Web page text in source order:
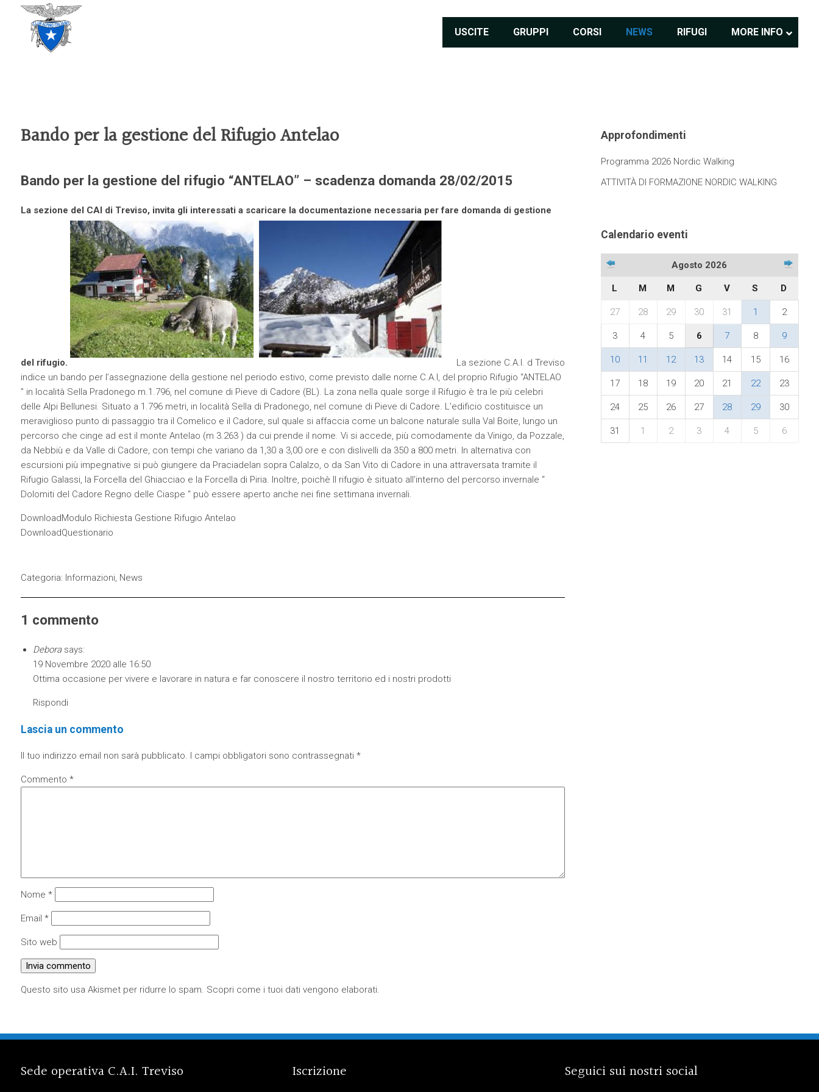
USCITE GRUPPI CORSI NEWS RIFUGI MORE INFO
Bando per la gestione del Rifugio Antelao
Bando per la gestione del rifugio “ANTELAO” – scadenza domanda 28/02/2015
La sezione del CAI di Treviso, invita gli interessati a scaricare la documentazione necessaria per fare domanda di gestione
del rifugio.
La sezione C.A.I. d Treviso
indice un bando per l’assegnazione della gestione nel periodo estivo, come previsto dalle norne C.A.I, del proprio Rifugio “ANTELAO
” in località Sella Pradonego m.1.796, nel comune di Pieve di Cadore (BL). La zona nella quale sorge il Rifugio è tra le più celebri
delle Alpi Bellunesi. Situato a 1.796 metri, in località Sella di Pradonego, nel comune di Pieve di Cadore. L’edificio costituisce un
meraviglioso punto di passaggio tra il Comelico e il Cadore, sul quale si affaccia come un balcone naturale sulla Val Boite, lungo un
percorso che cinge ad est il monte Antelao (m 3.263 ) da cui prende il nome. Vi si accede, più comodamente da Vinigo, da Pozzale,
da Nebbiù e da Valle di Cadore, con tempi che variano da 1,30 a 3,00 ore e con dislivelli da 350 a 800 metri. In alternativa con
escursioni più impegnative si può giungere da Praciadelan sopra Calalzo, o da San Vito di Cadore in una attraversata tramite il
Rifugio Galassi, la Forcella del Ghiacciao e la Forcella di Piria. Inoltre, poichè Il rifugio è situato all’interno del percorso invernale “
Dolomiti del Cadore Regno delle Ciaspe “ può essere aperto anche nei fine settimana invernali.
DownloadModulo Richiesta Gestione Rifugio Antelao
DownloadQuestionario
Categoria: Informazioni, News
1 commento
Debora says:
19 Novembre 2020 alle 16:50
Ottima occasione per vivere e lavorare in natura e far conoscere il nostro territorio ed i nostri prodotti
Rispondi
Lascia un commento
Il tuo indirizzo email non sarà pubblicato. I campi obbligatori sono contrassegnati *
Commento *
Nome *
Email *
Sito web
Questo sito usa Akismet per ridurre lo spam. Scopri come i tuoi dati vengono elaborati.
Approfondimenti
Programma 2026 Nordic Walking
ATTIVITÀ DI FORMAZIONE NORDIC WALKING
Calendario eventi
Agosto 2026
L M M G V S D
27 28 29 30 31 1 2
3 4 5 6 7 8 9
10 11 12 13 14 15 16
17 18 19 20 21 22 23
24 25 26 27 28 29 30
31 1 2 3 4 5 6
Sede operativa C.A.I. Treviso Iscrizione Seguici sui nostri social